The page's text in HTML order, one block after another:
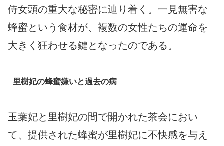
侍女頭の重大な秘密に辿り着く。一見無害な
蜂蜜という食材が、複数の女性たちの運命を
大きく狂わせる鍵となったのである。
里樹妃の蜂蜜嫌いと過去の病
玉葉妃と里樹妃の間で開かれた茶会におい
て、提供された蜂蜜が里樹妃に不快感を与え